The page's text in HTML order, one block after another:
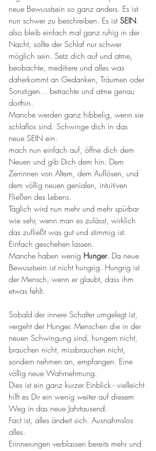
neue Bewusstsein so ganz anders. Es ist
nun schwer zu beschreiben. Es ist SEIN.
also bleib einfach mal ganz ruhig in der
Nacht, sollte der Schlaf nur schwer
möglich sein. Setz dich auf und atme,
beobachte, meditiere und alles was
daherkommt an Gedanken, Träumen oder
Sonstigen... betrachte und atme genau
dorthin.
Manche werden ganz hibbelig, wenn sie
schlaflos sind. Schwinge dich in das
neue SEIN ein.
mach nun einfach auf, öffne dich dem
Neuen und gib Dich dem hin. Dem
Zerrinnen von Altem, dem Auflösen, und
dem völlig neuen genialen, intuitiven
Fließen des Lebens.
Täglich wird nun mehr und mehr spürbar
wie sehr, wenn man es zulässt, wirklich
das zufließt was gut und stimmig ist.
Einfach geschehen lassen.
Manche haben wenig Hunger. Da neue
Bewusstsein ist nicht hungrig. Hungrig ist
der Mensch, wenn er glaubt, dass ihm
etwas fehlt.
Sobald der innere Schalter umgelegt ist,
vergeht der Hunger. Menschen die in der
neuen Schwingung sind, hungern nicht,
brauchen nicht, missbrauchen nicht,
sondern nehmen an, empfangen. Eine
völlig neue Wahrnehmung.
Dies ist ein ganz kurzer Einblick - vielleicht
hilft es Dir ein wenig weiter auf diesem
Weg in das neue Jahrtausend.
Fact ist, alles ändert sich. Ausnahmslos
alles.
Erinnerungen verblassen bereits mehr und